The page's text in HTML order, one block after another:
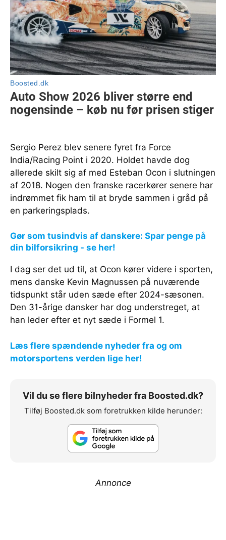
Sergio Perez blev senere fyret fra Force
India/Racing Point i 2020. Holdet havde dog
allerede skilt sig af med Esteban Ocon i slutningen
af 2018. Nogen den franske racerkører senere har
indrømmet fik ham til at bryde sammen i gråd på
en parkeringsplads.
Gør som tusindvis af danskere: Spar penge på
din bilforsikring - se her!
I dag ser det ud til, at Ocon kører videre i sporten,
mens danske Kevin Magnussen på nuværende
tidspunkt står uden sæde efter 2024-sæsonen.
Den 31-årige dansker har dog understreget, at
han leder efter et nyt sæde i Formel 1.
Læs flere spændende nyheder fra og om
motorsportens verden lige her!
Vil du se flere bilnyheder fra Boosted.dk?
Tilføj Boosted.dk som foretrukken kilde herunder:
Annonce